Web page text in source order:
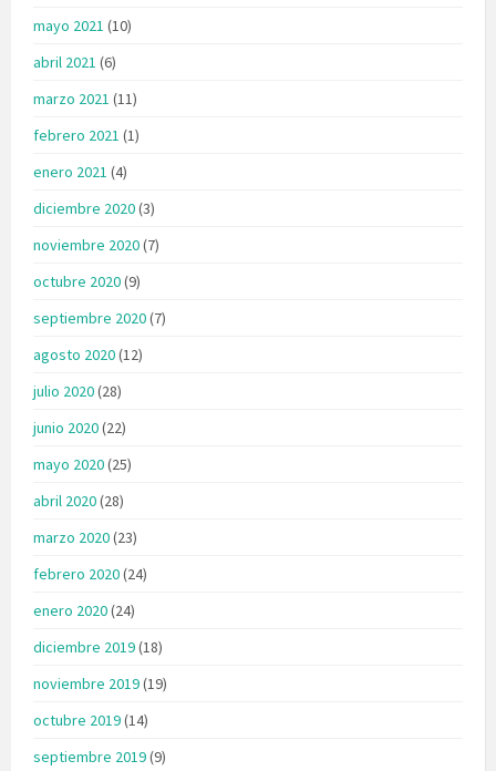
mayo 2021 (10)
abril 2021 (6)
marzo 2021 (11)
febrero 2021 (1)
enero 2021 (4)
diciembre 2020(3)
noviembre 2020(7)
octubre 2020(9)
septiembre 2020(7)
agosto 2020(12)
julio 2020(28)
junio 2020(22)
mayo 2020(25)
abril 2020(28)
marzo 2020(23)
febrero 2020(24)
enero 2020(24)
diciembre 2019(18)
noviembre 2019(19)
octubre 2019(14)
septiembre 2019(9)